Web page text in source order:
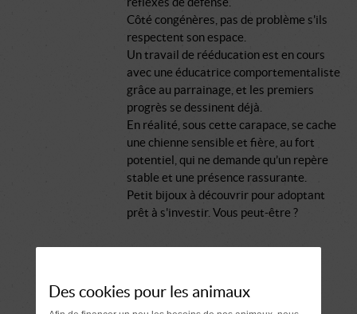
Côté congénères, pas de problème s'ils
respectent son espace.
Un travail de rééducation est en cours
avec une éducatrice comportementaliste
grâce au parrainage, et les premiers
progrès se dessinent déjà.
En réalité, sous cette carapace, se cache
une chienne sensible et fière, au fort
potentiel, qui ne demande qu’un repère
stable et une présence rassurante.
Petit bijoux à découvrir pour adoptant
prêt à s'investir. Vous peut-être ?
Document à signer 7 jours
avant l'adoption
Des cookies pour les animaux